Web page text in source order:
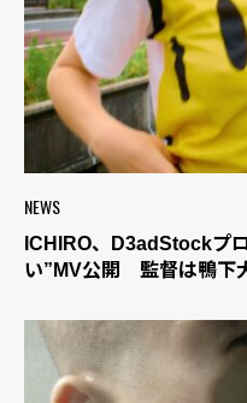
NEWS
ICHIRO、D3adStockプ
い”MV公開 監督は鴨下